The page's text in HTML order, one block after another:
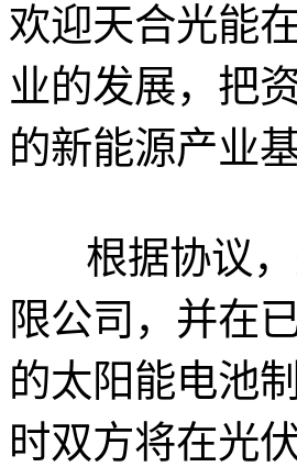
欢迎天合光能
业的发展，把
的新能源产业基
根据协议，
限公司，并在
的太阳能电池
时双方将在光